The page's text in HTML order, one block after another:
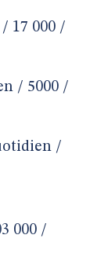
17 000 /
/ 5000 /
/
000 /